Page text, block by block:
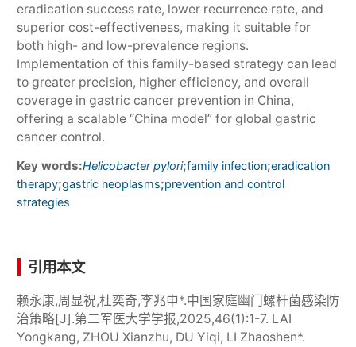
eradication success rate, lower recurrence rate, and
superior cost-effectiveness, making it suitable for
both high- and low-prevalence regions.
Implementation of this family-based strategy can lead
to greater precision, higher efficiency, and overall
coverage in gastric cancer prevention in China,
offering a scalable “China model” for global gastric
cancer control.
Key words:Helicobacter pylori;family infection;eradication
therapy;gastric neoplasms;prevention and control
strategies
引用本文
赖永康,周显祝,杜奕奇,李兆申*.中国家庭幽门螺杆菌感染防
治策略[J].第二军医大学学报,2025,46(1):1-7. LAI
Yongkang, ZHOU Xianzhu, DU Yiqi, LI Zhaoshen*.